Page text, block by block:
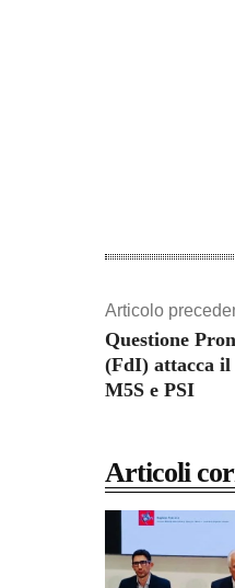
Articolo
Questione
(FdI) attacca il
M5S e PSI
Articoli